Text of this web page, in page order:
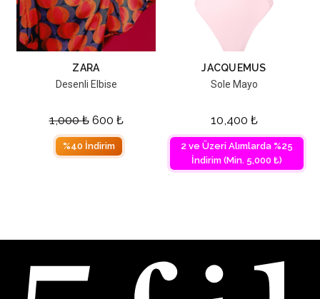
ZARA
Desenli Elbise
1,000₺ 600 ₺
%40 İndirim
JACQUEMUS
Sole Mayo
10,400 ₺
2 ve Üzeri Alımlarda %25
İndirim (Min. 5,000 ₺)